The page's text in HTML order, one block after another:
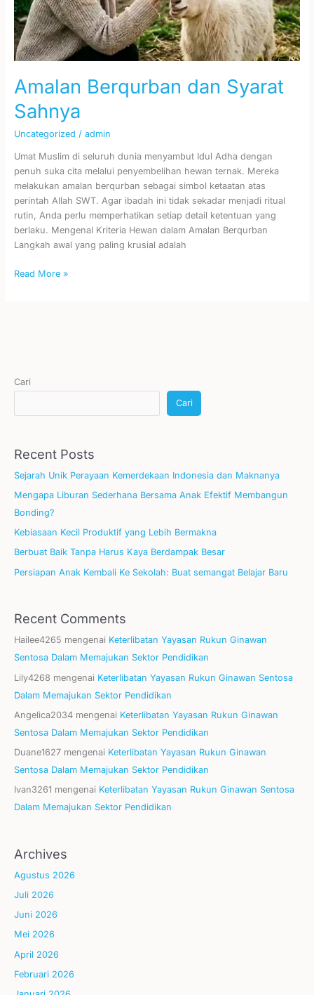
Amalan Berqurban dan Syarat
Sahnya
Uncategorized / admin
Umat Muslim di seluruh dunia menyambut Idul Adha dengan
penuh suka cita melalui penyembelihan hewan ternak. Mereka
melakukan amalan berqurban sebagai simbol ketaatan atas
perintah Allah SWT. Agar ibadah ini tidak sekadar menjadi ritual
rutin, Anda perlu memperhatikan setiap detail ketentuan yang
berlaku. Mengenal Kriteria Hewan dalam Amalan Berqurban
Langkah awal yang paling krusial adalah
Read More »
Cari
Cari
Recent Posts
Sejarah Unik Perayaan Kemerdekaan Indonesia dan Maknanya
Mengapa Liburan Sederhana Bersama Anak Efektif Membangun
Bonding?
Kebiasaan Kecil Produktif yang Lebih Bermakna
Berbuat Baik Tanpa Harus Kaya Berdampak Besar
Persiapan Anak Kembali Ke Sekolah: Buat semangat Belajar Baru
Recent Comments
Hailee4265 mengenai Keterlibatan Yayasan Rukun Ginawan
Sentosa Dalam Memajukan Sektor Pendidikan
Lily4268 mengenai Keterlibatan Yayasan Rukun Ginawan Sentosa
Dalam Memajukan Sektor Pendidikan
Angelica2034mengenai Keterlibatan Yayasan Rukun Ginawan
Sentosa Dalam Memajukan Sektor Pendidikan
Duane1627mengenai Keterlibatan Yayasan Rukun Ginawan
Sentosa Dalam Memajukan Sektor Pendidikan
Ivan3261 mengenai Keterlibatan Yayasan Rukun Ginawan Sentosa
Dalam Memajukan Sektor Pendidikan
Archives
Agustus 2026
Juli 2026
Juni 2026
Mei 2026
April 2026
Februari 2026